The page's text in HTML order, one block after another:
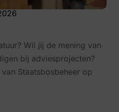
Wil jij de mening van
bij adviesprojecten?
Staatsbosbeheer op